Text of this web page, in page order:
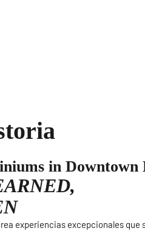
in Downtown
experiencias excepcionales